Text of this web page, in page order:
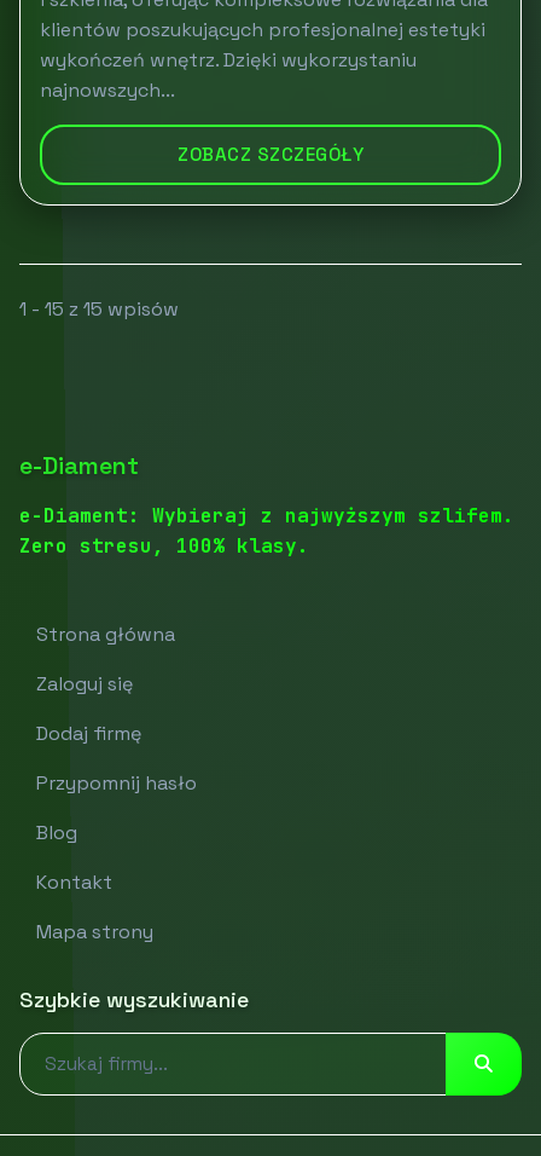
klientów poszukujących profesjonalnej estetyki
wykończeń wnętrz. Dzięki wykorzystaniu
najnowszych...
ZOBACZ SZCZEGÓŁY
1 - 15 z 15 wpisów
e-Diament
e-Diament: Wybieraj z najwyższym szlifem.
Zero stresu, 100% klasy.
Strona główna
Zaloguj się
Dodaj firmę
Przypomnij hasło
Blog
Kontakt
Mapa strony
Szybkie wyszukiwanie